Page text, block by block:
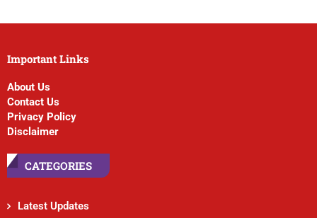
Important Links
About Us
Contact Us
Privacy Policy
Disclaimer
CATEGORIES
Latest Updates